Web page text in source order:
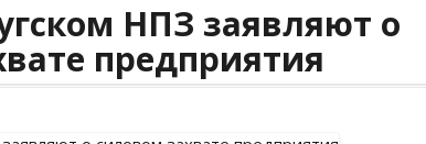
НПЗ заявляют о
предприятия